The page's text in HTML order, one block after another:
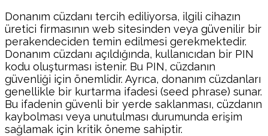
Donanım cüzdanı tercih ediliyorsa, ilgili cihazın
üretici firmasının web sitesinden veya güvenilir bir
perakendeciden temin edilmesi gerekmektedir.
Donanım cüzdanı açıldığında, kullanıcıdan bir PIN
kodu oluşturması istenir. Bu PIN, cüzdanın
güvenliği için önemlidir. Ayrıca, donanım cüzdanları
genellikle bir kurtarma ifadesi (seed phrase) sunar.
Bu ifadenin güvenli bir yerde saklanması, cüzdanın
kaybolması veya unutulması durumunda erişim
sağlamak için kritik öneme sahiptir.